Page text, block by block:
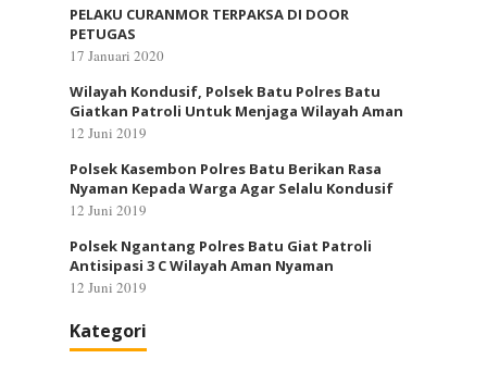
PELAKU CURANMOR TERPAKSA DI DOOR
PETUGAS
17 Januari 2020
Wilayah Kondusif, Polsek Batu Polres Batu
Giatkan Patroli Untuk Menjaga Wilayah Aman
12 Juni 2019
Polsek Kasembon Polres Batu Berikan Rasa
Nyaman Kepada Warga Agar Selalu Kondusif
12 Juni 2019
Polsek Ngantang Polres Batu Giat Patroli
Antisipasi 3 C Wilayah Aman Nyaman
12 Juni 2019
Kategori